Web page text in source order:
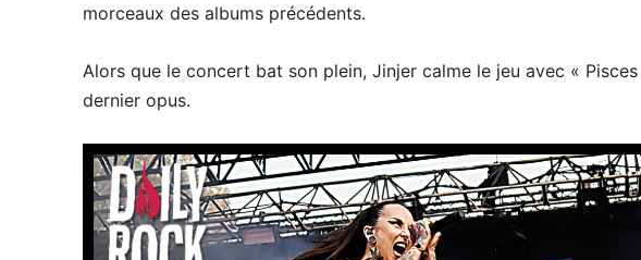
morceaux des albums précédents.
Alors que le concert bat son plein, Jinjer calme le jeu avec «
dernier opus.